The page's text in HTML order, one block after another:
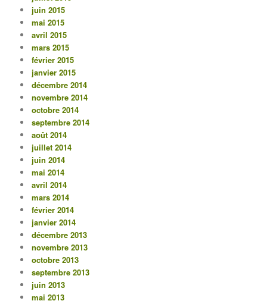
juin 2015
mai 2015
avril 2015
mars 2015
février 2015
janvier 2015
décembre 2014
novembre 2014
octobre 2014
septembre 2014
août 2014
juillet 2014
juin 2014
mai 2014
avril 2014
mars 2014
février 2014
janvier 2014
décembre 2013
novembre 2013
octobre 2013
septembre 2013
juin 2013
mai 2013